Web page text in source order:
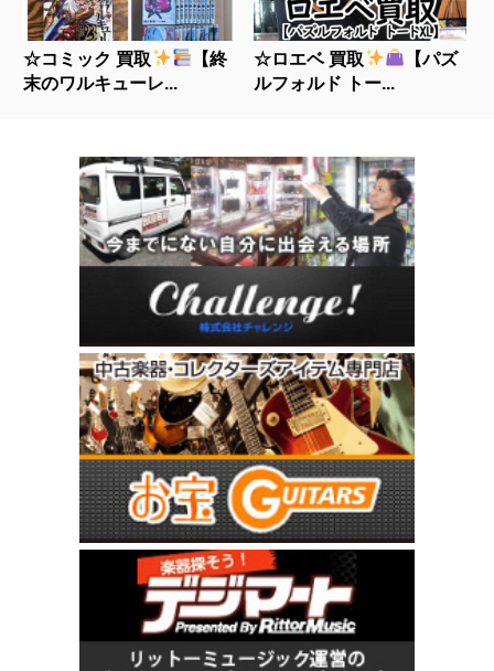
☆コミック 買取
【終
末のワルキューレ...
☆ロエベ 買取
【パズ
ルフォルド トー...